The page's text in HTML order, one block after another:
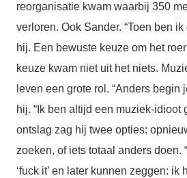
reorganisatie kwam waarbij 350
verloren. Ook Sander. “Toen ben
hij. Een bewuste keuze om het
keuze kwam niet uit het niets.
leven een grote rol. “Anders begin
hij. “Ik ben altijd een muziek-idioot
ontslag zag hij twee opties:
zoeken, of iets totaal anders doen.
‘fuck it’ en later kunnen zeggen: ik